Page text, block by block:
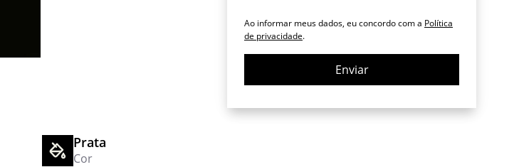
Ao informar meus dados, eu concordo com a Política
de privacidade.
Enviar
Prata
Cor